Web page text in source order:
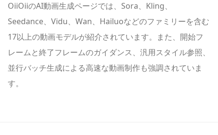
OiiOiiのAI動画生成ページでは、Sora、Kling、
Seedance、Vidu、Wan、Hailuoなどのファミリーを含む
17以上の動画モデルが紹介されています。また、開始フ
レームと終了フレームのガイダンス、汎用スタイル参照、
並行バッチ生成による高速な動画制作も強調されていま
す。